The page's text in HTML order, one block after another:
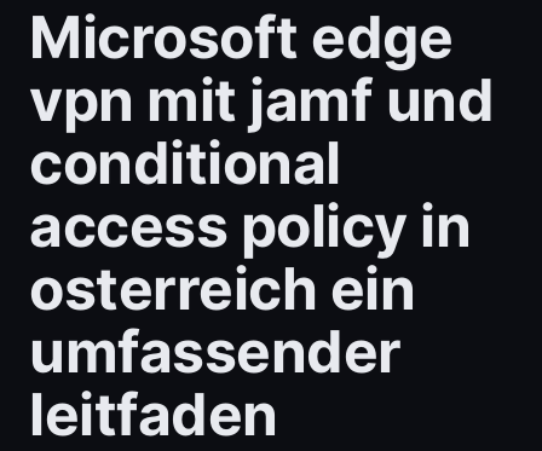
Microsoft edge
vpn mit jamf und
conditional
access policy in
osterreich ein
umfassender
leitfaden